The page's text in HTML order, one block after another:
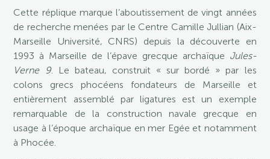
Cette réplique marque l’aboutissement de vingt années
de recherche menées par le Centre Camille Jullian (Aix-
Marseille Université, CNRS) depuis la découverte en
1993 à Marseille de l’épave grecque archaïque Jules-
Verne 9. Le bateau, construit « sur bordé » par les
colons grecs phocéens fondateurs de Marseille et
entièrement assemblé par ligatures est un exemple
remarquable de la construction navale grecque en
usage à l’époque archaïque en mer Egée et notamment
à Phocée.